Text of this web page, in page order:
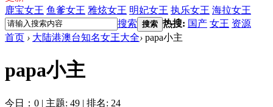
鹿宝女王 鱼爹女王 雅炫女王 明妃女王 执乐女王 海拉女王
搜索 搜索 热搜: 国产 女王 资源
首页 › 大陆港澳台知名女王大全› papa小主
papa小主
今日：0 | 主题: 49 | 排名: 24